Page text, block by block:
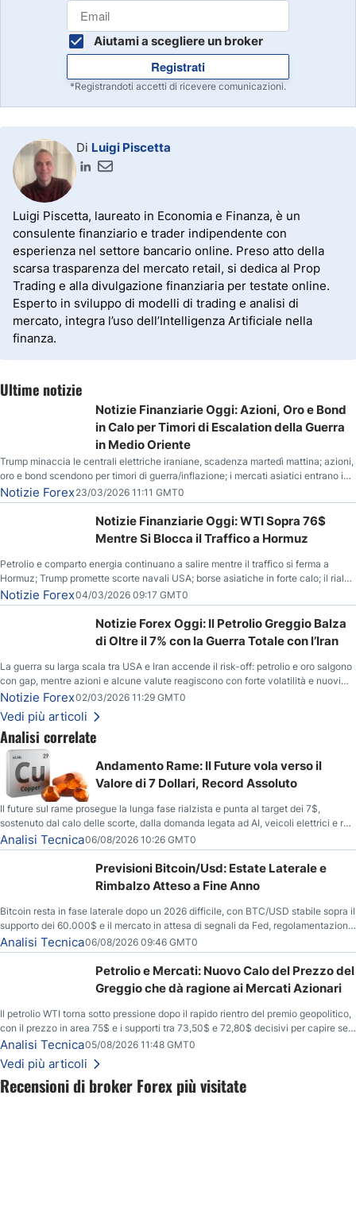
Aiutami a scegliere un broker
Registrati
*Registrandoti accetti di ricevere comunicazioni.
Di Luigi Piscetta
Luigi Piscetta, laureato in Economia e Finanza, è un
consulente finanziario e trader indipendente con
esperienza nel settore bancario online. Preso atto della
scarsa trasparenza del mercato retail, si dedica al Prop
Trading e alla divulgazione finanziaria per testate online.
Esperto in sviluppo di modelli di trading e analisi di
mercato, integra l’uso dell’Intelligenza Artificiale nella
finanza.
Recensioni di broker Forex più visitate
Ultime notizie
Notizie Finanziarie Oggi: Azioni, Oro e Bond
in Calo per Timori di Escalation della Guerra
in Medio Oriente
Trump minaccia le centrali elettriche iraniane, scadenza martedì mattina; azioni,
oro e bond scendono per timori di guerra/inflazione; i mercati asiatici entrano in
correzione; il petrolio greggio resta stabile.
Notizie Forex23/03/2026 11:11 GMT0
Notizie Finanziarie Oggi: WTI Sopra 76$
Mentre Si Blocca il Traffico a Hormuz
Petrolio e comparto energia continuano a salire mentre il traffico si ferma a
Hormuz; Trump promette scorte navali USA; borse asiatiche in forte calo; il rialzo
del gas naturale mette pressione all’euro.
Notizie Forex04/03/2026 09:17 GMT0
Notizie Forex Oggi: Il Petrolio Greggio Balza
di Oltre il 7% con la Guerra Totale con l’Iran
La guerra su larga scala tra USA e Iran accende il risk-off: petrolio e oro salgono
con gap, mentre azioni e alcune valute reagiscono con forte volatilità e nuovi
livelli da monitorare.
Notizie Forex02/03/2026 11:29 GMT0
Vedi più articoli
Analisi correlate
Andamento Rame: Il Future vola verso il
Valore di 7 Dollari, Record Assoluto
Il future sul rame prosegue la lunga fase rialzista e punta al target dei 7$,
sostenuto dal calo delle scorte, dalla domanda legata ad AI, veicoli elettrici e reti
energetiche, e dai timori di deficit produttivo dal 2028.
Analisi Tecnica06/08/2026 10:26 GMT0
Previsioni Bitcoin/Usd: Estate Laterale e
Rimbalzo Atteso a Fine Anno
Bitcoin resta in fase laterale dopo un 2026 difficile, con BTC/USD stabile sopra il
supporto dei 60.000$ e il mercato in attesa di segnali da Fed, regolamentazione
USA ed elezioni di medio termine.
Analisi Tecnica06/08/2026 09:46 GMT0
Petrolio e Mercati: Nuovo Calo del Prezzo del
Greggio che dà ragione ai Mercati Azionari
Il petrolio WTI torna sotto pressione dopo il rapido rientro del premio geopolitico,
con il prezzo in area 75$ e i supporti tra 73,50$ e 72,80$ decisivi per capire se il
ribasso potrà estendersi verso quota 70$.
Analisi Tecnica05/08/2026 11:48 GMT0
Vedi più articoli